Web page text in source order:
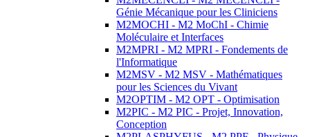
Génie Mécanique pour les Cliniciens
M2MOCHI - M2 MoChI - Chimie
Moléculaire et Interfaces
M2MPRI - M2 MPRI - Fondements de
l'Informatique
M2MSV - M2 MSV - Mathématiques
pour les Sciences du Vivant
M2OPTIM - M2 OPT - Optimisation
M2PIC - M2 PIC - Projet, Innovation,
Conception